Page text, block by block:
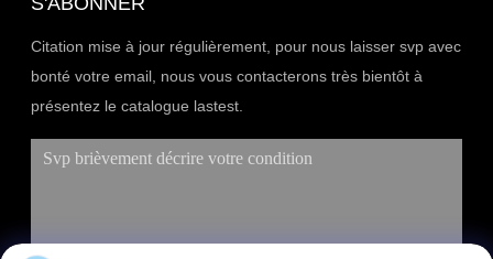
Citation mise à jour régulièrement, pour nous laisser svp avec
bonté votre email, nous vous contacterons très bientôt à
présentez le catalogue lastest.